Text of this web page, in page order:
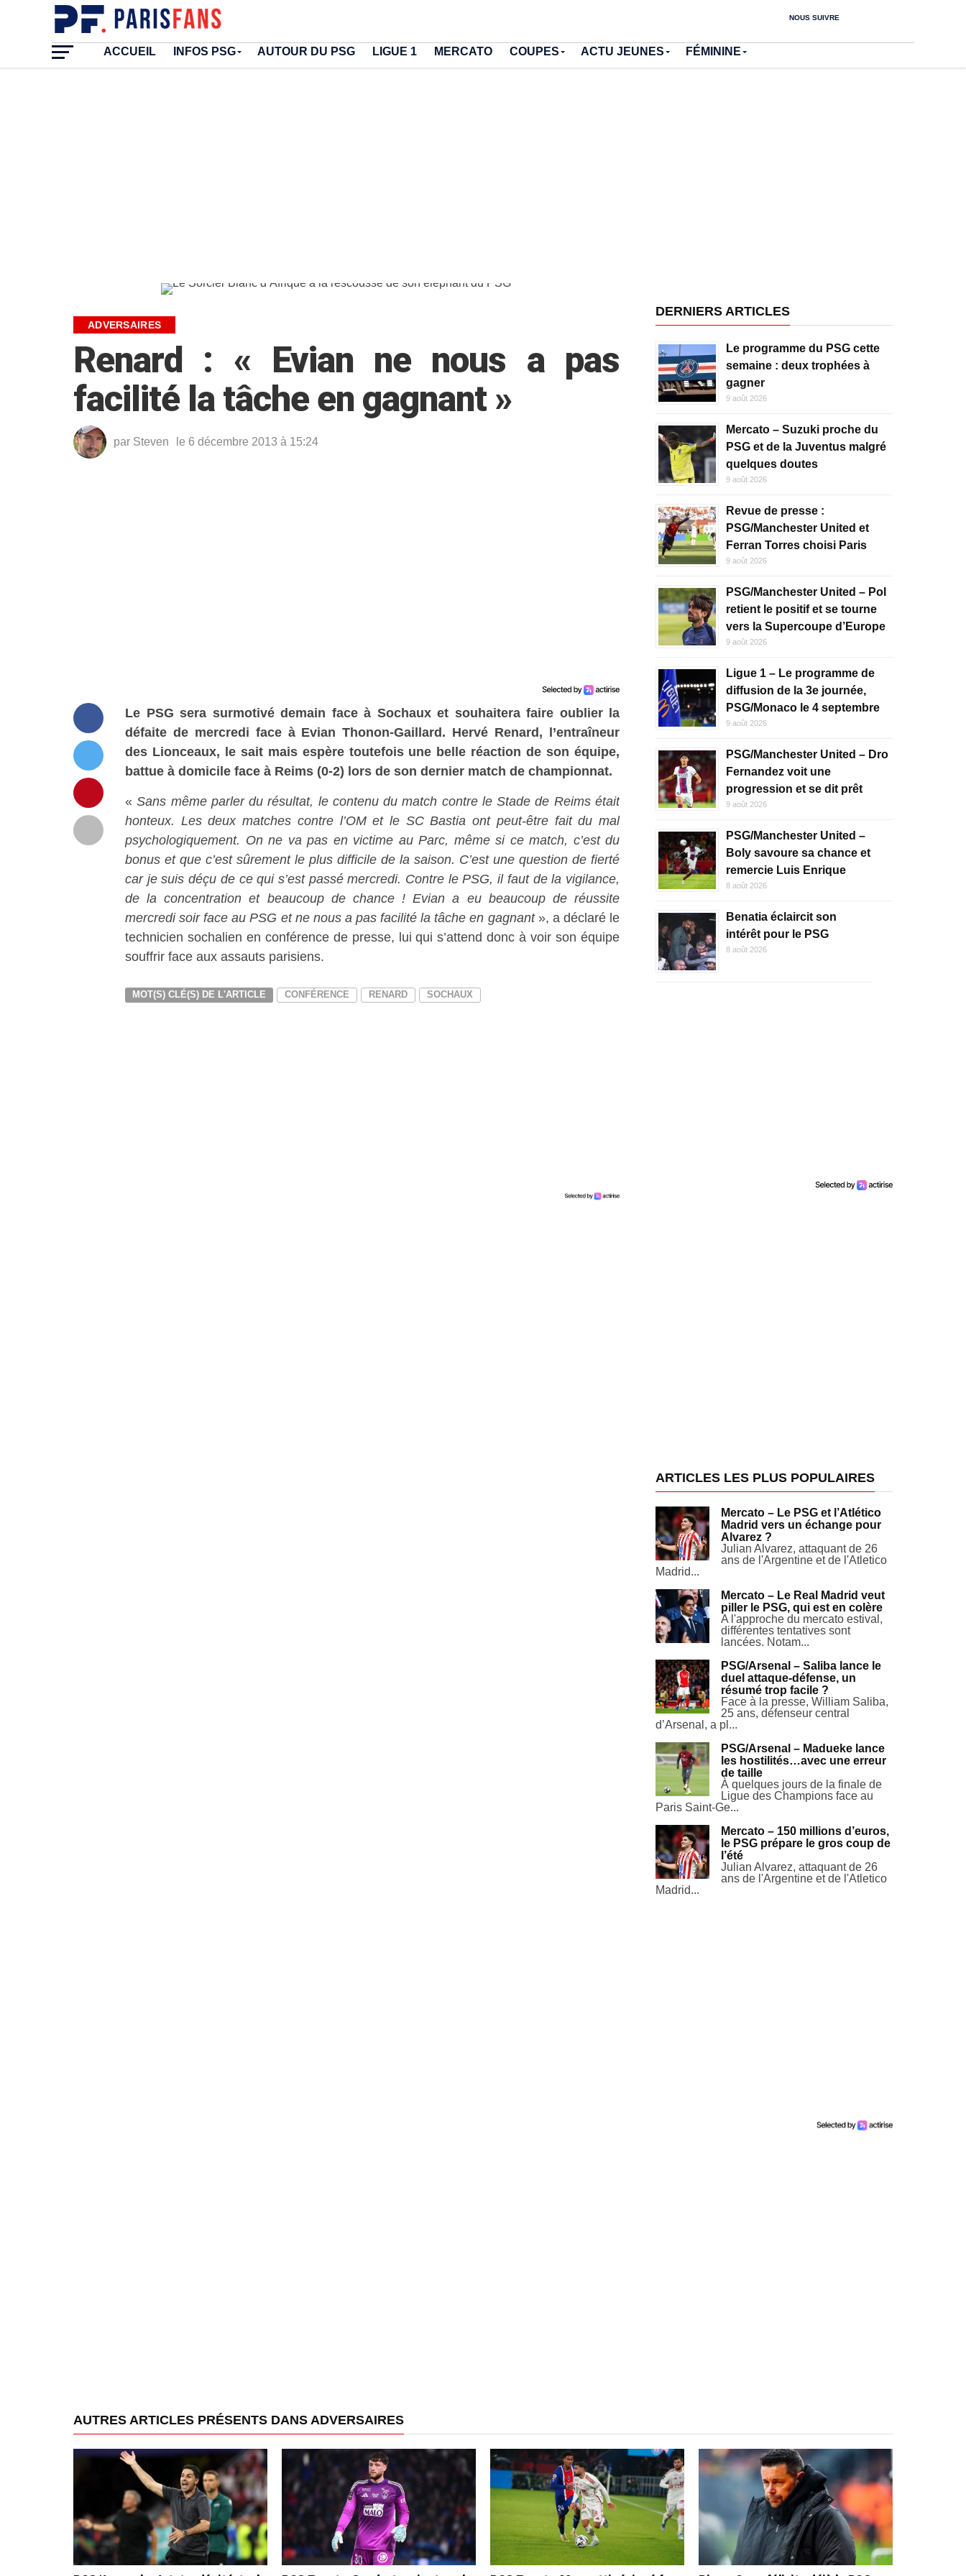
NOUS SUIVRE
ACCUEIL INFOS PSG AUTOUR DU PSG LIGUE 1 MERCATO COUPES ACTU JEUNES FÉMININE
ADVERSAIRES
Renard : « Evian ne nous a pas
facilité la tâche en gagnant »
par Steven le 6 décembre 2013 à 15:24
Le PSG sera surmotivé demain face à Sochaux et souhaitera faire oublier la
défaite de mercredi face à Evian Thonon-Gaillard. Hervé Renard, l’entraîneur
des Lionceaux, le sait mais espère toutefois une belle réaction de son équipe,
battue à domicile face à Reims (0-2) lors de son dernier match de championnat.
«Sans même parler du résultat, le contenu du match contre le Stade de Reims était
honteux. Les deux matches contre l’OM et le SC Bastia ont peut-être fait du mal
psychologiquement. On ne va pas en victime au Parc, même si ce match, c’est du
bonus et que c’est sûrement le plus difficile de la saison. C’est une question de fierté
car je suis déçu de ce qui s’est passé mercredi. Contre le PSG, il faut de la vigilance,
de la concentration et beaucoup de chance ! Evian a eu beaucoup de réussite
mercredi soir face au PSG et ne nous a pas facilité la tâche en gagnant», a déclaré le
technicien sochalien en conférence de presse, lui qui s’attend donc à voir son équipe
souffrir face aux assauts parisiens.
MOT(S) CLÉ(S) DE L'ARTICLE CONFÉRENCE RENARD SOCHAUX
DERNIERS ARTICLES
Le programme du PSG cette
semaine : deux trophées à
gagner
9 août 2026
Mercato – Suzuki proche du
PSG et de la Juventus malgré
quelques doutes
9 août 2026
Revue de presse :
PSG/Manchester United et
Ferran Torres choisi Paris
9 août 2026
PSG/Manchester United – Pol
retient le positif et se tourne
vers la Supercoupe d’Europe
9 août 2026
Ligue 1 – Le programme de
diffusion de la 3e journée,
PSG/Monaco le 4 septembre
9 août 2026
PSG/Manchester United – Dro
Fernandez voit une
progression et se dit prêt
9 août 2026
PSG/Manchester United –
Boly savoure sa chance et
remercie Luis Enrique
8 août 2026
Benatia éclaircit son
intérêt pour le PSG
8 août 2026
ARTICLES LES PLUS POPULAIRES
Mercato – Le PSG et l’Atlético
Madrid vers un échange pour
Alvarez ?
Julian Alvarez, attaquant de 26
ans de l'Argentine et de l'Atletico
Madrid...
Mercato – Le Real Madrid veut
piller le PSG, qui est en colère
A l'approche du mercato estival,
différentes tentatives sont
lancées. Notam...
PSG/Arsenal – Saliba lance le
duel attaque-défense, un
résumé trop facile ?
Face à la presse, William Saliba,
25 ans, défenseur central
d’Arsenal, a pl...
PSG/Arsenal – Madueke lance
les hostilités…avec une erreur
de taille
À quelques jours de la finale de
Ligue des Champions face au
Paris Saint-Ge...
Mercato – 150 millions d’euros,
le PSG prépare le gros coup de
l’été
Julian Alvarez, attaquant de 26
ans de l'Argentine et de l'Atletico
Madrid...
AUTRES ARTICLES PRÉSENTS DANS ADVERSAIRES